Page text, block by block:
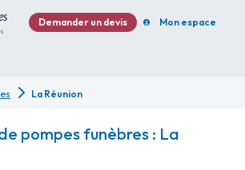
Demander un devis Mon espace
La Réunion
pompes funèbres : La